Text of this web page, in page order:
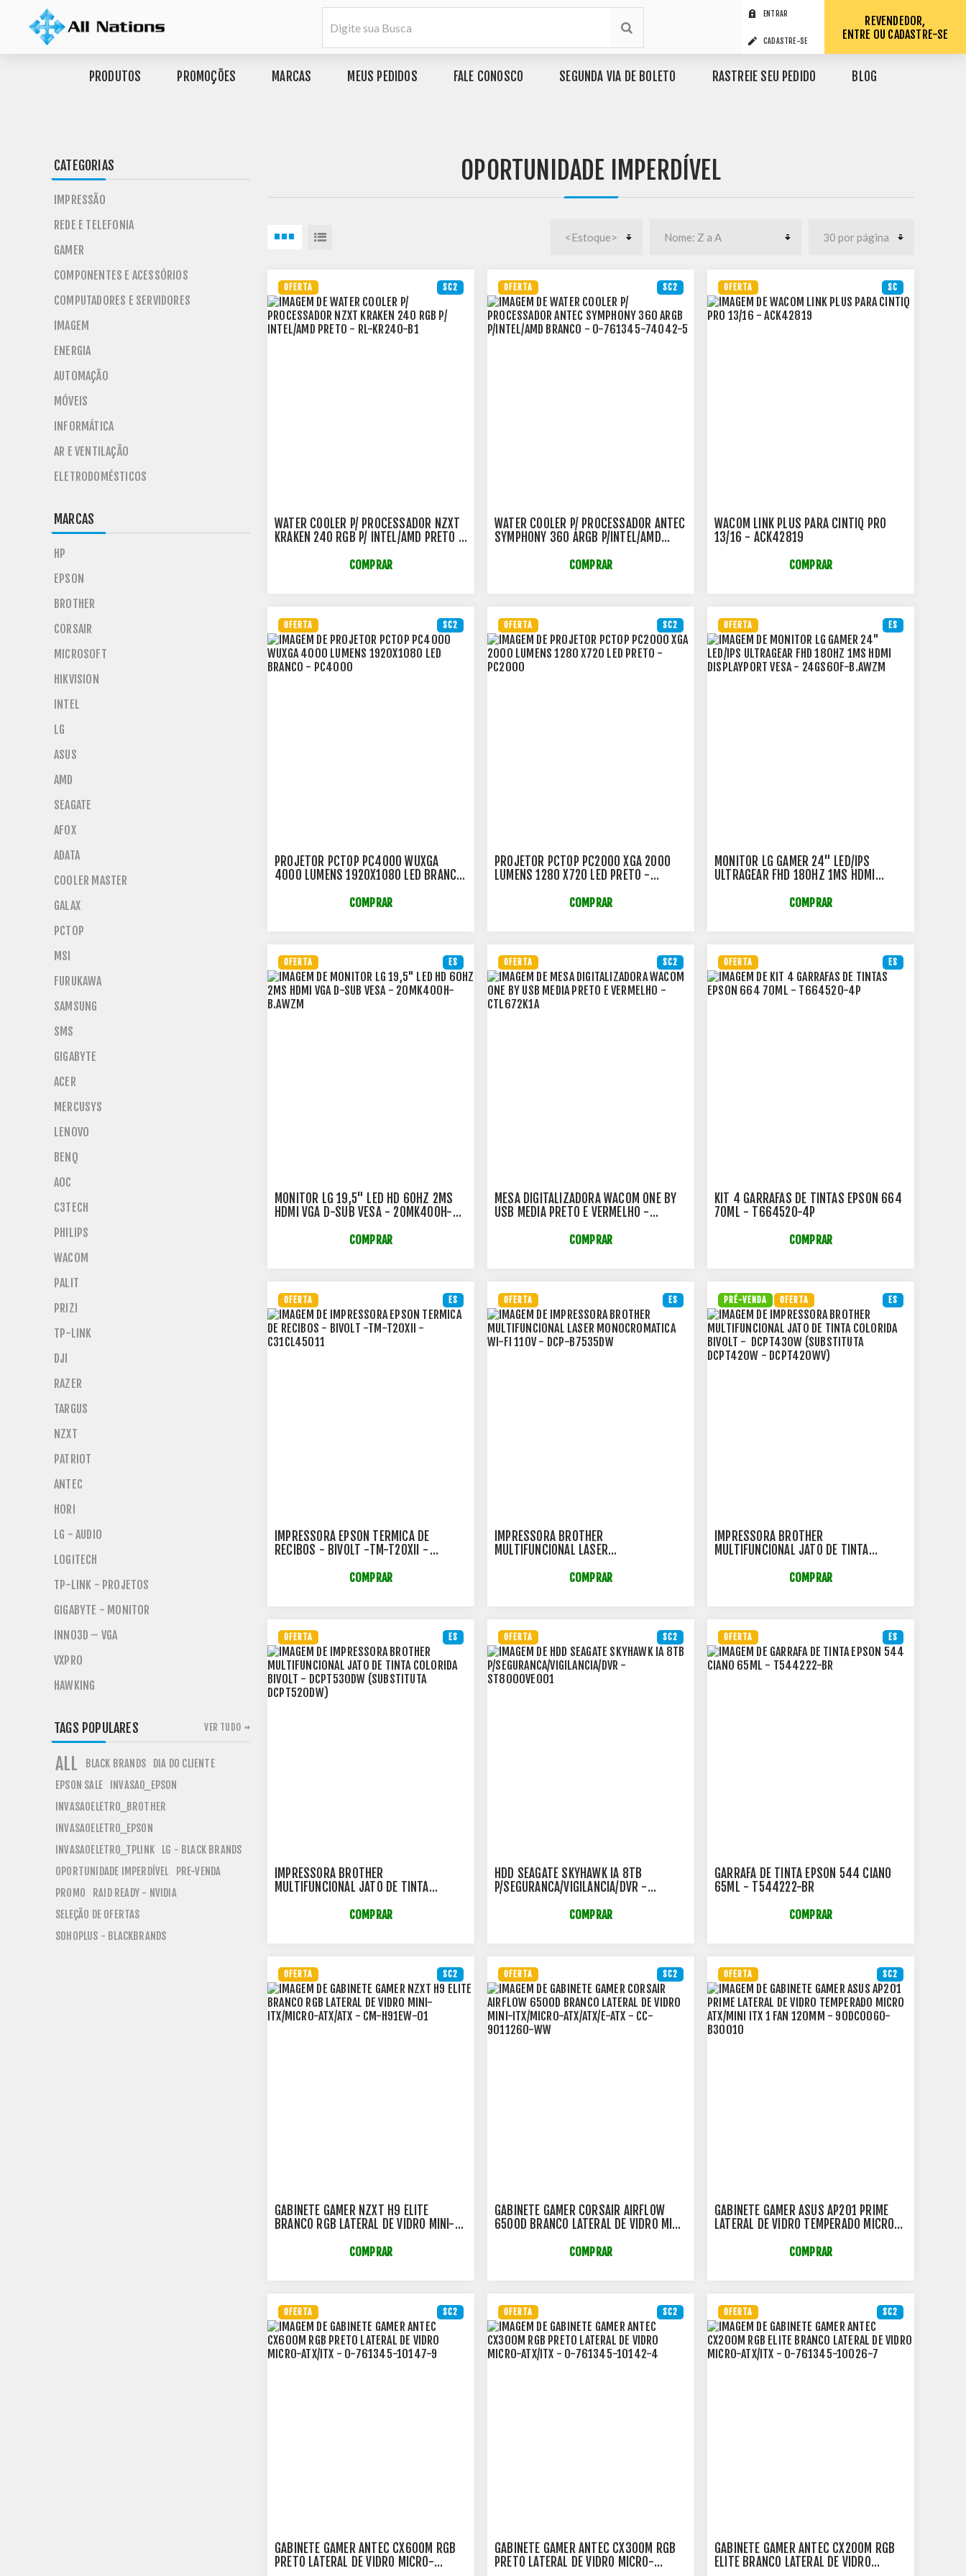
ENTRAR
CADASTRE-SE
REVENDEDOR,
ENTRE OU CADASTRE-SE
PRODUTOS PROMOÇÕES MARCAS MEUS PEDIDOS FALE CONOSCO SEGUNDA VIA DE BOLETO RASTREIE SEU PEDIDO BLOG
OPORTUNIDADE IMPERDÍVEL
SC2
OFERTA
WATER COOLER P/ PROCESSADOR NZXT
KRAKEN 240 RGB P/ INTEL/AMD PRETO -
COMPRAR
SC2
OFERTA
WATER COOLER P/ PROCESSADOR ANTEC
SYMPHONY 360 ARGB P/INTEL/AMD
COMPRAR
SC
OFERTA
WACOM LINK PLUS PARA CINTIQ PRO
13/16 - ACK42819
COMPRAR
SC2
OFERTA
PROJETOR PCTOP PC4000 WUXGA
4000 LUMENS 1920X1080 LED BRANCO
COMPRAR
SC2
OFERTA
PROJETOR PCTOP PC2000 XGA 2000
LUMENS 1280 X720 LED PRETO -
COMPRAR
ES
OFERTA
MONITOR LG GAMER 24" LED/IPS
ULTRAGEAR FHD 180HZ 1MS HDMI
COMPRAR
ES
OFERTA
MONITOR LG 19,5" LED HD 60HZ 2MS
HDMI VGA D-SUB VESA - 20MK400H-
COMPRAR
SC2
OFERTA
MESA DIGITALIZADORA WACOM ONE BY
USB MEDIA PRETO E VERMELHO -
COMPRAR
ES
OFERTA
KIT 4 GARRAFAS DE TINTAS EPSON 664
70ML - T664520-4P
COMPRAR
ES
OFERTA
IMPRESSORA EPSON TERMICA DE
RECIBOS - BIVOLT -TM-T20XII -
COMPRAR
ES
OFERTA
IMPRESSORA BROTHER
MULTIFUNCIONAL LASER
COMPRAR
ES
PRÉ-VENDA OFERTA
IMPRESSORA BROTHER
MULTIFUNCIONAL JATO DE TINTA
(SUBSTITUTA DCPT420W -
COMPRAR
ES
OFERTA
IMPRESSORA BROTHER
MULTIFUNCIONAL JATO DE TINTA
(SUBSTITUTA DCPT520DW)
COMPRAR
SC2
OFERTA
HDD SEAGATE SKYHAWK IA 8TB
P/SEGURANCA/VIGILANCIA/DVR -
COMPRAR
ES
OFERTA
GARRAFA DE TINTA EPSON 544 CIANO
65ML - T544222-BR
COMPRAR
SC2
OFERTA
GABINETE GAMER NZXT H9 ELITE
BRANCO RGB LATERAL DE VIDRO MINI-
COMPRAR
SC2
OFERTA
GABINETE GAMER CORSAIR AIRFLOW
6500D BRANCO LATERAL DE VIDRO MINI-
COMPRAR
SC2
OFERTA
GABINETE GAMER ASUS AP201 PRIME
LATERAL DE VIDRO TEMPERADO MICRO
90DC00G0-B30010COMPRAR
SC2
OFERTA
GABINETE GAMER ANTEC CX600M RGB
PRETO LATERAL DE VIDRO MICRO-
SC2
OFERTA
GABINETE GAMER ANTEC CX300M RGB
PRETO LATERAL DE VIDRO MICRO-
SC2
OFERTA
GABINETE GAMER ANTEC CX200M RGB
ELITE BRANCO LATERAL DE VIDRO
CATEGORIAS
IMPRESSÃO
REDE E TELEFONIA
GAMER
COMPONENTES E ACESSÓRIOS
COMPUTADORES E SERVIDORES
IMAGEM
ENERGIA
AUTOMAÇÃO
MÓVEIS
INFORMÁTICA
AR E VENTILAÇÃO
ELETRODOMÉSTICOS
MARCAS
HP
EPSON
BROTHER
CORSAIR
MICROSOFT
HIKVISION
INTEL
LG
ASUS
AMD
SEAGATE
AFOX
ADATA
COOLER MASTER
GALAX
PCTOP
MSI
FURUKAWA
SAMSUNG
SMS
GIGABYTE
ACER
MERCUSYS
LENOVO
BENQ
AOC
C3TECH
PHILIPS
WACOM
PALIT
PRIZI
TP-LINK
DJI
RAZER
TARGUS
NZXT
PATRIOT
ANTEC
HORI
LG - AUDIO
LOGITECH
TP-LINK - PROJETOS
GIGABYTE - MONITOR
INNO3D – VGA
VXPRO
HAWKING
TAGS POPULARES
ALL BLACK BRANDS DIA DO CLIENTE
EPSON SALE INVASAO_EPSON
INVASAOELETRO_BROTHER
INVASAOELETRO_EPSON
INVASAOELETRO_TPLINK LG - BLACK BRANDS
OPORTUNIDADE IMPERDÍVEL PRE-VENDA
PROMO
RAID READY - NVIDIA
SELEÇÃO DE OFERTAS
SOHOPLUS - BLACKBRANDS
VER TUDO